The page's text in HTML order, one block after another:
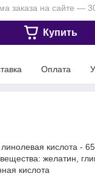
заказа на сайте —
Купить
Оплата
кислота -
желатин,
кислота